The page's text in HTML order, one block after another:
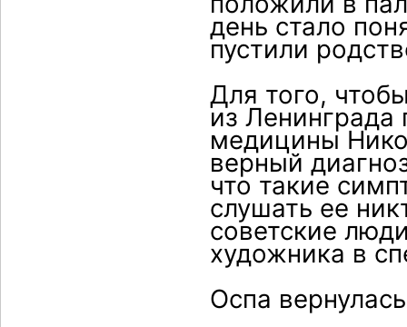
день стало
пустили
Для того,
из
медицины
верный
что такие
слушать ее
советские
художника в
Оспа вернулась